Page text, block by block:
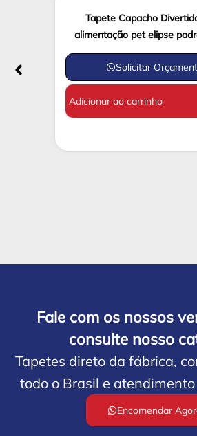
Tapete Capacho
alimentação pet elipse
Solicitar
Adicionar ao carrinho
Fale com os nossos
consulte nosso
Tapetes direto da fábrica,
todo o Brasil e
Encomendar